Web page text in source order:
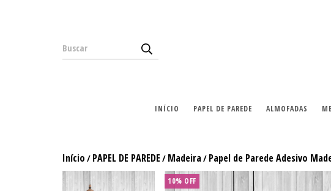
INÍCIO PAPEL DE PAREDE ALMOFADAS
Início / PAPEL DE PAREDE / Madeira/ Papel de Parede Adesivo
10% OFF